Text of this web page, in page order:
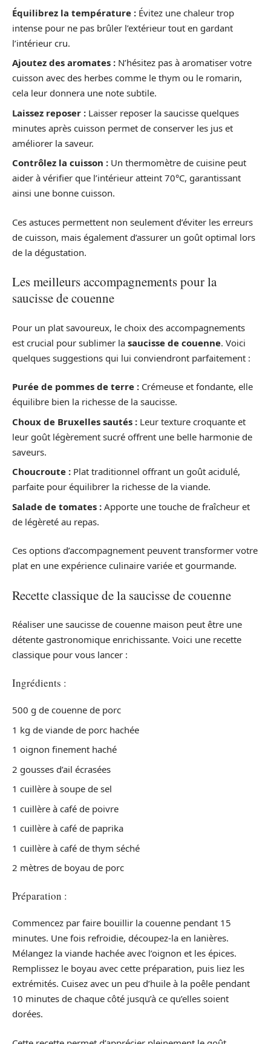
Équilibrez la température : Évitez une chaleur trop
intense pour ne pas brûler l’extérieur tout en gardant
l’intérieur cru.
Ajoutez des aromates : N’hésitez pas à aromatiser votre
cuisson avec des herbes comme le thym ou le romarin,
cela leur donnera une note subtile.
Laissez reposer : Laisser reposer la saucisse quelques
minutes après cuisson permet de conserver les jus et
améliorer la saveur.
Contrôlez la cuisson : Un thermomètre de cuisine peut
aider à vérifier que l’intérieur atteint 70°C, garantissant
ainsi une bonne cuisson.
Ces astuces permettent non seulement d’éviter les erreurs
de cuisson, mais également d’assurer un goût optimal lors
de la dégustation.
Les meilleurs accompagnements pour la
saucisse de couenne
Pour un plat savoureux, le choix des accompagnements
est crucial pour sublimer la saucisse de couenne. Voici
quelques suggestions qui lui conviendront parfaitement :
Purée de pommes de terre : Crémeuse et fondante, elle
équilibre bien la richesse de la saucisse.
Choux de Bruxelles sautés : Leur texture croquante et
leur goût légèrement sucré offrent une belle harmonie de
saveurs.
Choucroute : Plat traditionnel offrant un goût acidulé,
parfaite pour équilibrer la richesse de la viande.
Salade de tomates : Apporte une touche de fraîcheur et
de légèreté au repas.
Ces options d’accompagnement peuvent transformer votre
plat en une expérience culinaire variée et gourmande.
Recette classique de la saucisse de couenne
Réaliser une saucisse de couenne maison peut être une
détente gastronomique enrichissante. Voici une recette
classique pour vous lancer :
Ingrédients :
500 g de couenne de porc
1 kg de viande de porc hachée
1 oignon finement haché
2 gousses d’ail écrasées
1 cuillère à soupe de sel
1 cuillère à café de poivre
1 cuillère à café de paprika
1 cuillère à café de thym séché
2 mètres de boyau de porc
Préparation :
Commencez par faire bouillir la couenne pendant 15
minutes. Une fois refroidie, découpez-la en lanières.
Mélangez la viande hachée avec l’oignon et les épices.
Remplissez le boyau avec cette préparation, puis liez les
extrémités. Cuisez avec un peu d’huile à la poêle pendant
10 minutes de chaque côté jusqu’à ce qu’elles soient
dorées.